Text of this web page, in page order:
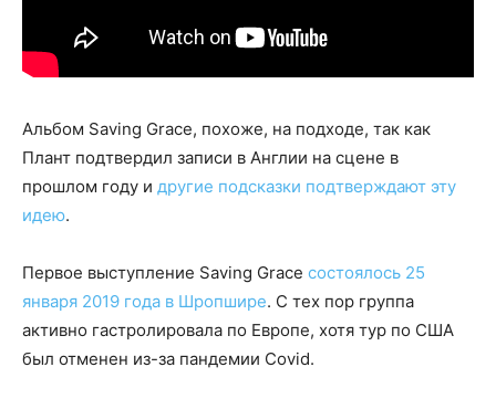
Альбом Saving Grace, похоже, на подходе, так как
Плант подтвердил записи в Англии на сцене в
прошлом году и другие подсказки подтверждают эту
идею.
Первое выступление Saving Grace состоялось 25
января 2019 года в Шропшире. С тех пор группа
активно гастролировала по Европе, хотя тур по США
был отменен из-за пандемии Covid.